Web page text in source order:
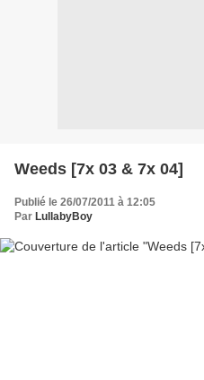
Weeds [7x 03 & 7x 04]
Publié le 26/07/2011 à 12:05
Par LullabyBoy